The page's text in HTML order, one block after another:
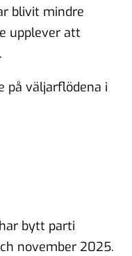
blivit mindre
upplever att
på väljarflödena i
bytt parti
november 2025.